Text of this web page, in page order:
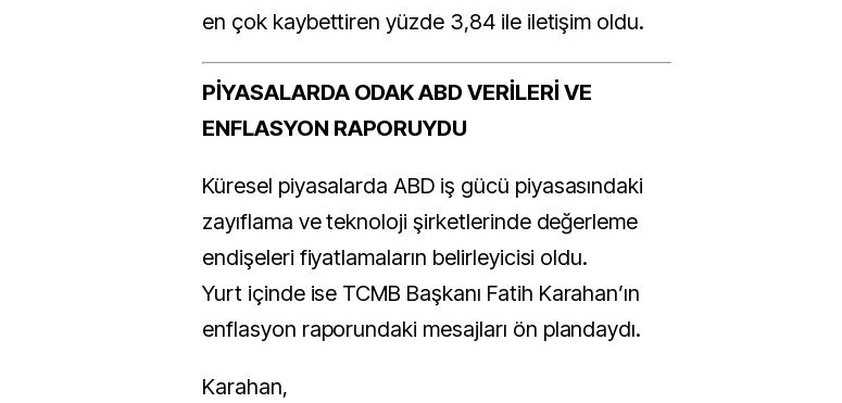
en çok kaybettiren yüzde 3,84 ile iletişim oldu.
PİYASALARDA ODAK ABD VERİLERİ VE
ENFLASYON RAPORUYDU
Küresel piyasalarda ABD iş gücü piyasasındaki
zayıflama ve teknoloji şirketlerinde değerleme
endişeleri fiyatlamaların belirleyicisi oldu.
Yurt içinde ise TCMB Başkanı Fatih Karahan’ın
enflasyon raporundaki mesajları ön plandaydı.
Karahan,